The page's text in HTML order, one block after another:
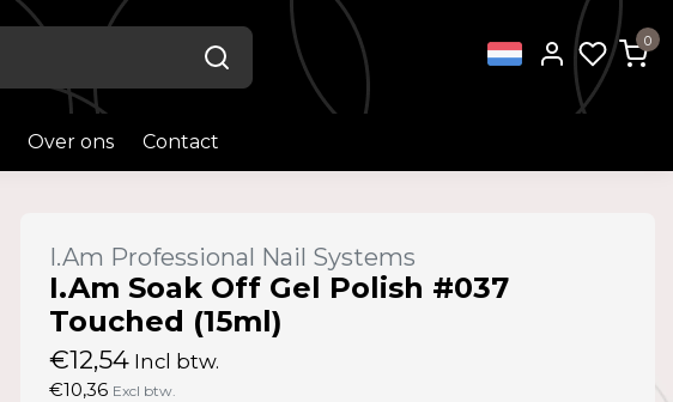
0
Over ons Contact
I.Am Professional Nail Systems
I.Am Soak Off Gel Polish #037
Touched (15ml)
€12,54 Incl btw.
€10,36 Excl btw.